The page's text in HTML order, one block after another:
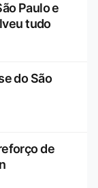
Paulo e
tudo
do São
de